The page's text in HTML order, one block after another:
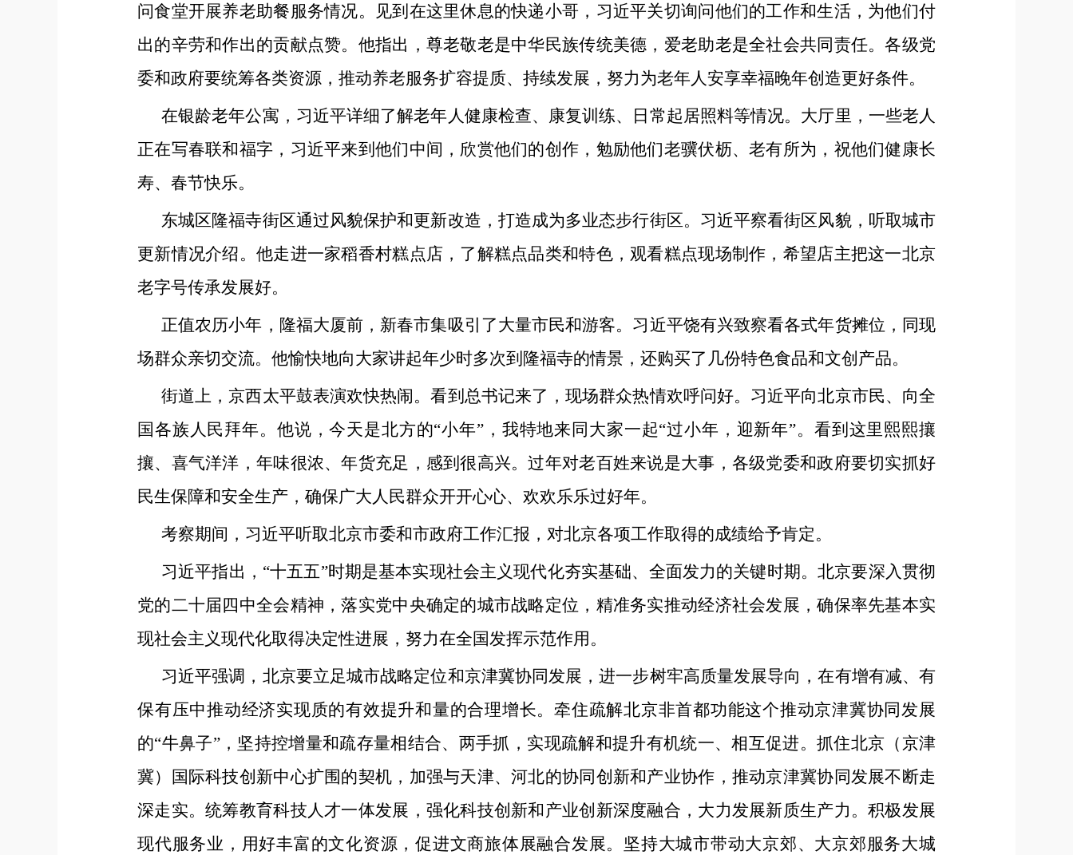
问食堂开展养老助餐服务情况。见到在这里休息的快递小哥，习近平关切询问他们的工作和生活，为他们付
出的辛劳和作出的贡献点赞。他指出，尊老敬老是中华民族传统美德，爱老助老是全社会共同责任。各级党
委和政府要统筹各类资源，推动养老服务扩容提质、持续发展，努力为老年人安享幸福晚年创造更好条件。
在银龄老年公寓，习近平详细了解老年人健康检查、康复训练、日常起居照料等情况。大厅里，一些老人
正在写春联和福字，习近平来到他们中间，欣赏他们的创作，勉励他们老骥伏枥、老有所为，祝他们健康长
寿、春节快乐。
东城区隆福寺街区通过风貌保护和更新改造，打造成为多业态步行街区。习近平察看街区风貌，听取城市
更新情况介绍。他走进一家稻香村糕点店，了解糕点品类和特色，观看糕点现场制作，希望店主把这一北京
老字号传承发展好。
正值农历小年，隆福大厦前，新春市集吸引了大量市民和游客。习近平饶有兴致察看各式年货摊位，同现
场群众亲切交流。他愉快地向大家讲起年少时多次到隆福寺的情景，还购买了几份特色食品和文创产品。
街道上，京西太平鼓表演欢快热闹。看到总书记来了，现场群众热情欢呼问好。习近平向北京市民、向全
国各族人民拜年。他说，今天是北方的“小年”，我特地来同大家一起“过小年，迎新年”。看到这里熙熙攘
攘、喜气洋洋，年味很浓、年货充足，感到很高兴。过年对老百姓来说是大事，各级党委和政府要切实抓好
民生保障和安全生产，确保广大人民群众开开心心、欢欢乐乐过好年。
考察期间，习近平听取北京市委和市政府工作汇报，对北京各项工作取得的成绩给予肯定。
习近平指出，“十五五”时期是基本实现社会主义现代化夯实基础、全面发力的关键时期。北京要深入贯彻
党的二十届四中全会精神，落实党中央确定的城市战略定位，精准务实推动经济社会发展，确保率先基本实
现社会主义现代化取得决定性进展，努力在全国发挥示范作用。
习近平强调，北京要立足城市战略定位和京津冀协同发展，进一步树牢高质量发展导向，在有增有减、有
保有压中推动经济实现质的有效提升和量的合理增长。牵住疏解北京非首都功能这个推动京津冀协同发展
的“牛鼻子”，坚持控增量和疏存量相结合、两手抓，实现疏解和提升有机统一、相互促进。抓住北京（京津
冀）国际科技创新中心扩围的契机，加强与天津、河北的协同创新和产业协作，推动京津冀协同发展不断走
深走实。统筹教育科技人才一体发展，强化科技创新和产业创新深度融合，大力发展新质生产力。积极发展
现代服务业，用好丰富的文化资源，促进文商旅体展融合发展。坚持大城市带动大京郊、大京郊服务大城